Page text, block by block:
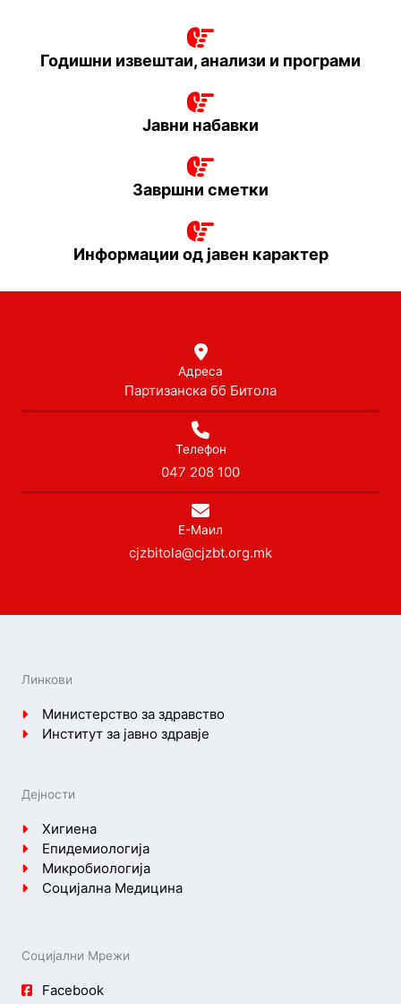
Годишни извештаи, анализи и програми
Јавни набавки
Завршни сметки
Информации од јавен карактер
Адреса
Партизанска бб Битола
Телефон
047 208 100
Е-Маил
cjzbitola@cjzbt.org.mk
Линкови
Министерство за здравство
Институт за јавно здравје
Дејности
Хигиена
Епидемиологија
Микробиологија
Социјална Медицина
Социјални Мрежи
Facebook